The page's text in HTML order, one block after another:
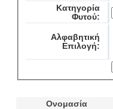
Κατηγορία
Φυτού:
Αλφαβητική
Επιλογή:
Ονομασία